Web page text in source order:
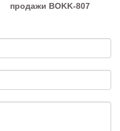
продажи BOKK-807